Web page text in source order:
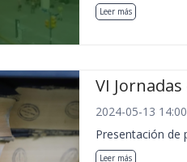
Leer más
VI
2024-05-13
Presentación de
Leer más